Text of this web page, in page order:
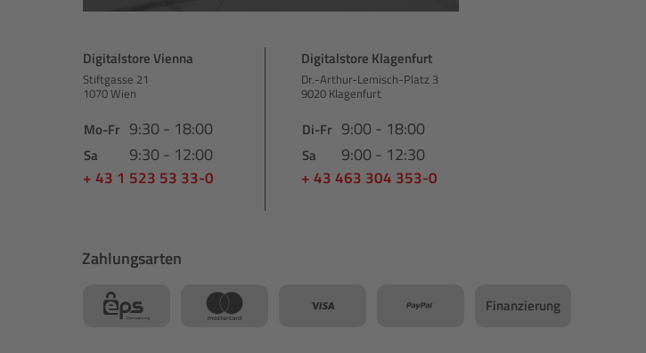
Digitalstore Vienna
Stiftgasse 21
1070 Wien
Mo-Fr 9:30 - 18:00
Sa 9:30 - 12:00
+ 43 1 523 53 33-0
Digitalstore Klagenfurt
Dr.-Arthur-Lemisch-Platz 3
9020 Klagenfurt
Di-Fr 9:00 - 18:00
Sa 9:00 - 12:30
+ 43 463 304 353-0
Zahlungsarten
Finanzierung